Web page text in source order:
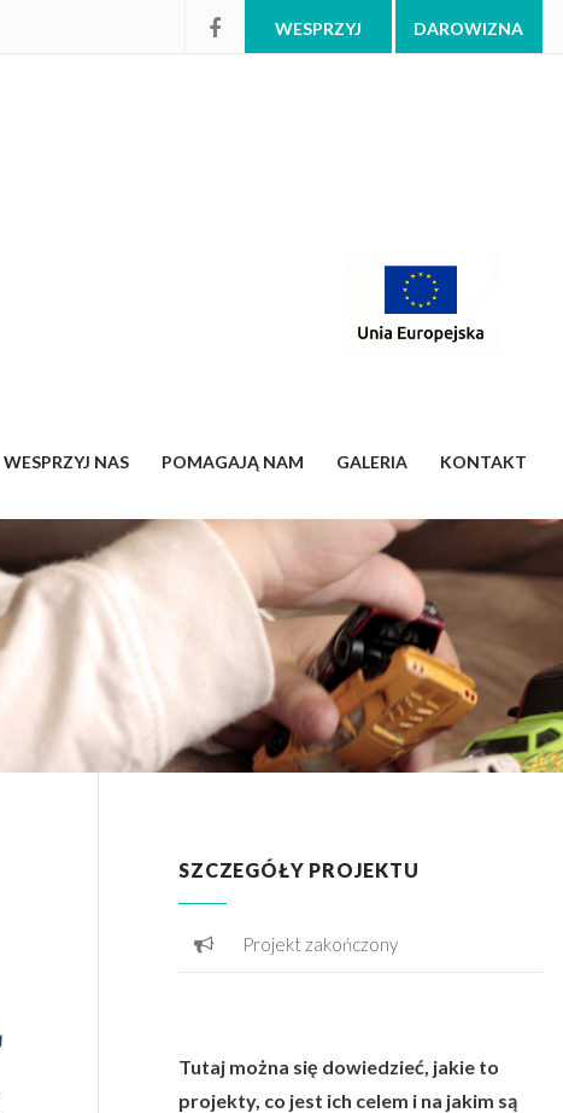
WESPRZYJ DAROWIZNA
WESPRZYJ NAS POMAGAJĄ NAM GALERIA KONTAKT
SZCZEGÓŁY PROJEKTU
Projekt zakończony
Tutaj można się dowiedzieć, jakie to
projekty, co jest ich celem i na jakim są